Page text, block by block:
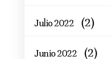
Julio 2022 (2)
Junio 2022 (2)